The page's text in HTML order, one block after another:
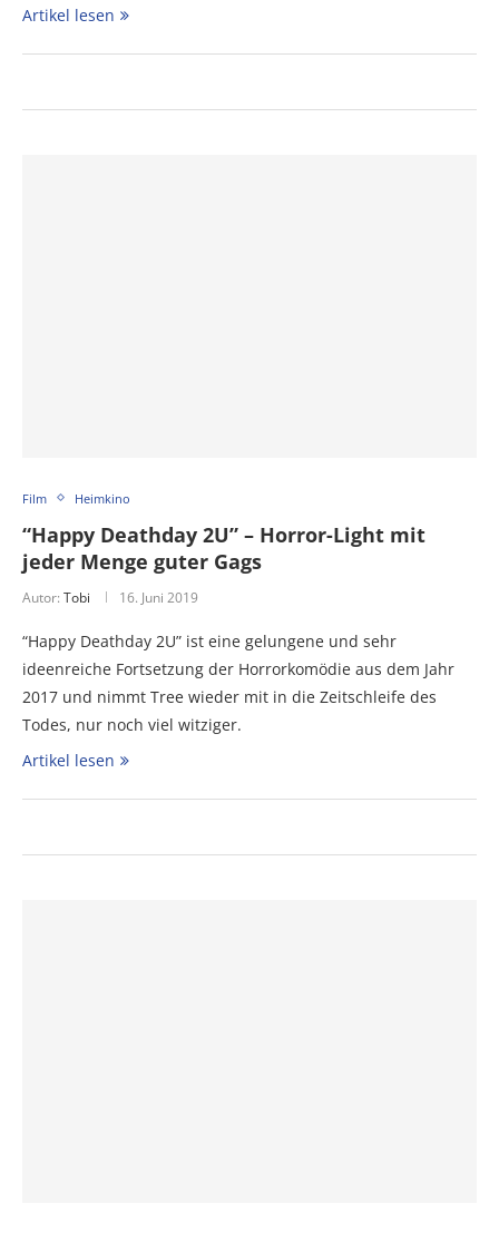
Artikel lesen
Film Heimkino
“Happy Deathday 2U” – Horror-Light mit
jeder Menge guter Gags
Autor: Tobi 16. Juni 2019
“Happy Deathday 2U” ist eine gelungene und sehr
ideenreiche Fortsetzung der Horrorkomödie aus dem Jahr
2017 und nimmt Tree wieder mit in die Zeitschleife des
Todes, nur noch viel witziger.
Artikel lesen